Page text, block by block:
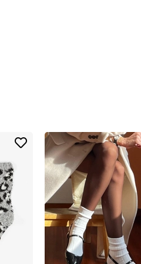
ihtiyaç duymadan rahat edersiniz,
tasarlanırken estetikten ödün
Çorabı?
hem de sevdiklerinize sıcaklık